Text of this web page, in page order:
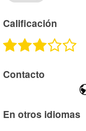
Calificación
Contacto
En otros idiomas